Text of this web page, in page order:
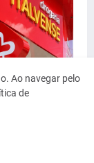
Ao navegar pelo
de